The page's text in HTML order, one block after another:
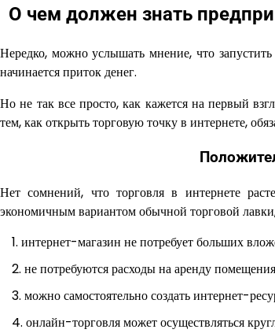
О чем должен знать
Нередко, можно услышать мнение, что запустить
начинается приток денег.
Но не так все просто, как кажется на первый
тем, как открыть торговую точку в интернете,
Нет сомнений, что торговля в интернете
экономичным вариантом обычной торговой
интернет-магазин не потребует больших
не потребуются расходы на аренду
можно самостоятельно создать интернет-
онлайн-торговля может осуществляться